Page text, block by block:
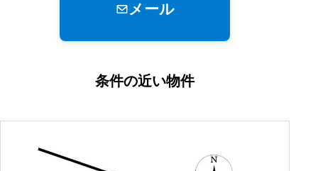
メール
条件の近い物件